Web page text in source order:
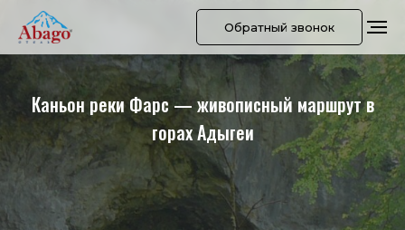
Обратный звонок
Каньон реки Фарс — живописный маршрут в
горах Адыгеи